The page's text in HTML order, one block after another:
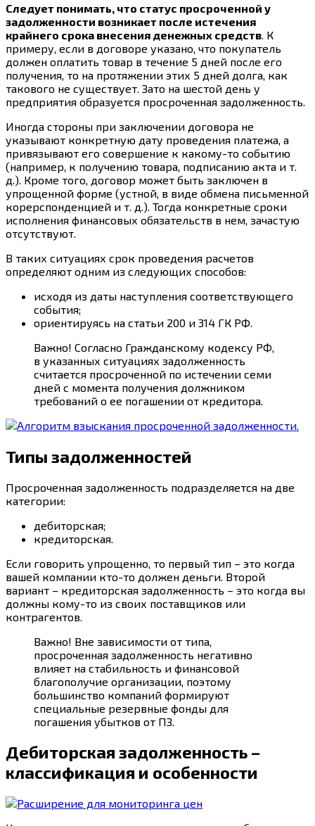
Следует понимать, что статус просроченной у
задолженности возникает после истечения
крайнего срока внесения денежных средств . К
примеру, если в договоре указано, что покупатель
должен оплатить товар в течение 5 дней после его
получения, то на протяжении этих 5 дней долга, как
такового не существует. Зато на шестой день у
предприятия образуется просроченная задолженность.
Иногда стороны при заключении договора не
указывают конкретную дату проведения платежа, а
привязывают его совершение к какому-то событию
(например, к получению товара, подписанию акта и т.
д.). Кроме того, договор может быть заключен в
упрощенной форме (устной, в виде обмена письменной
корерспонденцией и т. д.). Тогда конкретные сроки
исполнения финансовых обязательств в нем, зачастую
отсутствуют.
В таких ситуациях срок проведения расчетов
определяют одним из следующих способов:
исходя из даты наступления соответствующего
события;
ориентируясь на статьи 200 и 314 ГК РФ.
Важно! Согласно Гражданскому кодексу РФ,
в указанных ситуациях задолженность
считается просроченной по истечении семи
дней с момента получения должником
требований о ее погашении от кредитора.
Типы задолженностей
Просроченная задолженность подразделяется на две
категории:
дебиторская;
кредиторская.
Если говорить упрощенно, то первый тип – это когда
вашей компании кто-то должен деньги. Второй
вариант – кредиторская задолженность – это когда вы
должны кому-то из своих поставщиков или
контрагентов.
Важно! Вне зависимости от типа,
просроченная задолженность негативно
влияет на стабильность и финансовой
благополучие организации, поэтому
большинство компаний формируют
специальные резервные фонды для
погашения убытков от ПЗ.
Дебиторская задолженность –
классификация и особенности